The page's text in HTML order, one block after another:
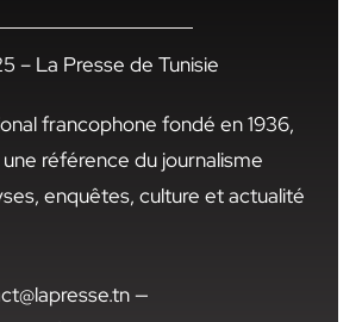
– La Presse de Tunisie
francophone fondé en 1936,
référence du journalisme
enquêtes, culture et actualité
—